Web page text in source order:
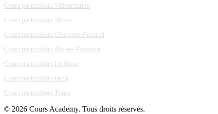
Cours particuliers Villeurbanne
Cours particuliers Nîmes
Cours particuliers Clermont-Ferrand
Cours particuliers Aix-en-Provence
Cours particuliers Le Mans
Cours particuliers Brest
Cours particuliers Tours
© 2026 Cours Academy. Tous droits réservés.